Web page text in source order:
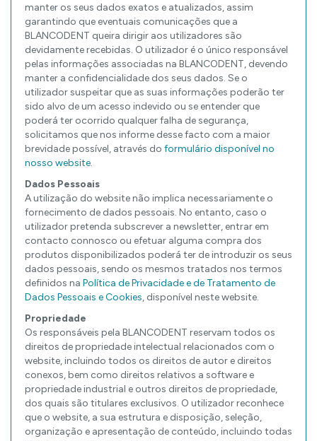
manter os seus dados exatos e atualizados, assim
garantindo que eventuais comunicações que a
BLANCODENT queira dirigir aos utilizadores são
devidamente recebidas. O utilizador é o único responsável
pelas informações associadas na BLANCODENT, devendo
manter a confidencialidade dos seus dados. Se o
utilizador suspeitar que as suas informações poderão ter
sido alvo de um acesso indevido ou se entender que
poderá ter ocorrido qualquer falha de segurança,
solicitamos que nos informe desse facto com a maior
brevidade possível, através do formulário disponível no
nosso website.
Dados Pessoais
A utilização do website não implica necessariamente o
fornecimento de dados pessoais. No entanto, caso o
utilizador pretenda subscrever a newsletter, entrar em
contacto connosco ou efetuar alguma compra dos
produtos disponibilizados poderá ter de introduzir os seus
dados pessoais, sendo os mesmos tratados nos termos
definidos na Política de Privacidade e de Tratamento de
Dados Pessoais e Cookies, disponível neste website.
Propriedade
Os responsáveis pela BLANCODENT reservam todos os
direitos de propriedade intelectual relacionados com o
website, incluindo todos os direitos de autor e direitos
conexos, bem como direitos relativos a software e
propriedade industrial e outros direitos de propriedade,
dos quais são titulares exclusivos. O utilizador reconhece
que o website, a sua estrutura e disposição, seleção,
organização e apresentação de conteúdo, incluindo todas